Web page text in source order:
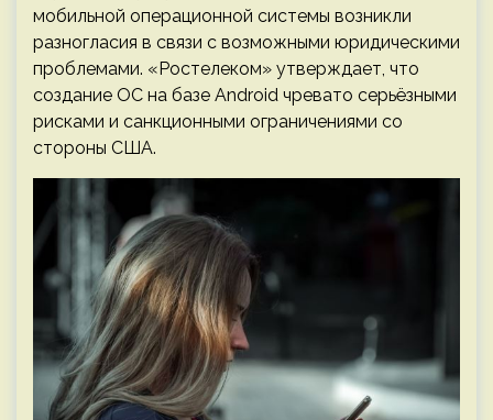
мобильной операционной системы возникли
разногласия в связи с возможными юридическими
проблемами. «Ростелеком» утверждает, что
создание ОС на базе Android чревато серьёзными
рисками и санкционными ограничениями со
стороны США.